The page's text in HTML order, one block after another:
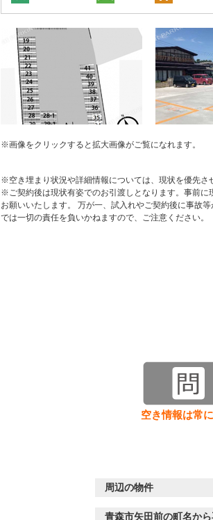
※画像をクリックすると拡大画像がご覧になれます。
※空き埋まり状況や詳細情報については、現状を優先さ
※ご契約後は現状有姿でのお引渡しとなります。事前に
お願いいたします。 万が一、試入れやご契約後に事故
では一切の責任を負いかねますので、ご注意ください。
空き情報は常
周辺の物件
青森市矢田前の町名か